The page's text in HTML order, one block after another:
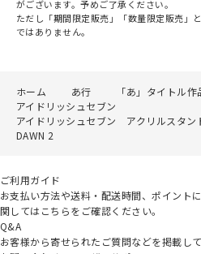
がございます。予めご了承ください。
ただし「期間限定販売」「数量限定販売」
ではありません。
ホーム あ行
「あ」タイトル作
アイドリッシュセブン
アイドリッシュセブン アクリルスタン
DAWN 2
ご利用ガイド
お支払い方法や送料・配送時間、ポイント
関してはこちらをご確認ください。
Q&A
お客様から寄せられたご質問などを掲載して